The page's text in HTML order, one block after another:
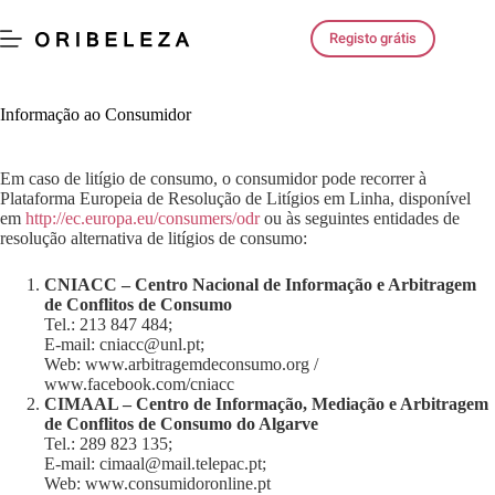
para
o
Registo grátis
Informação ao Consumidor
Em caso de litígio de consumo, o consumidor pode recorrer à
Plataforma Europeia de Resolução de Litígios em Linha, disponível
em http://ec.europa.eu/consumers/odrou às seguintes entidades de
resolução alternativa de litígios de consumo:
CNIACC – Centro Nacional de Informação e Arbitragem
de Conflitos de Consumo
Tel.: 213 847 484;
E-mail: cniacc@unl.pt;
Web: www.arbitragemdeconsumo.org /
www.facebook.com/cniacc
CIMAAL – Centro de Informação, Mediação e Arbitragem
de Conflitos de Consumo do Algarve
Tel.: 289 823 135;
E-mail: cimaal@mail.telepac.pt;
Web: www.consumidoronline.pt